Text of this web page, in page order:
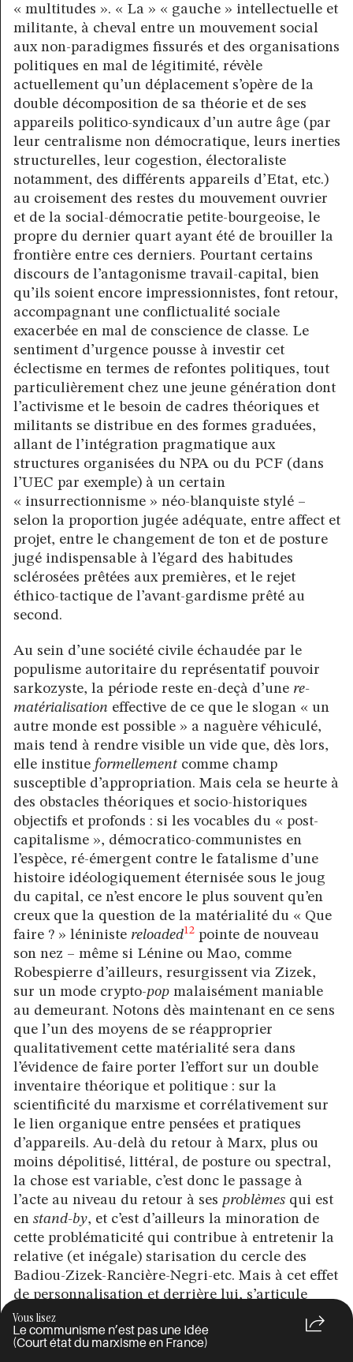
Vous lisez
Le communisme n’est pas une Idée
(Court état du marxisme en France)
« multitudes ». « La » « gauche » intellectuelle et
militante, à cheval entre un mouvement social
aux non-paradigmes fissurés et des organisations
politiques en mal de légitimité, révèle
actuellement qu’un déplacement s’opère de la
double décomposition de sa théorie et de ses
appareils politico-syndicaux d’un autre âge (par
leur centralisme non démocratique, leurs inerties
structurelles, leur cogestion, électoraliste
notamment, des différents appareils d’Etat, etc.)
au croisement des restes du mouvement ouvrier
et de la social-démocratie petite-bourgeoise, le
propre du dernier quart ayant été de brouiller la
frontière entre ces derniers. Pourtant certains
discours de l’antagonisme travail-capital, bien
qu’ils soient encore impressionnistes, font retour,
accompagnant une conflictualité sociale
exacerbée en mal de conscience de classe. Le
sentiment d’urgence pousse à investir cet
éclectisme en termes de refontes politiques, tout
particulièrement chez une jeune génération dont
l’activisme et le besoin de cadres théoriques et
militants se distribue en des formes graduées,
allant de l’intégration pragmatique aux
structures organisées du NPA ou du PCF (dans
l’UEC par exemple) à un certain
« insurrectionnisme » néo-blanquiste stylé –
selon la proportion jugée adéquate, entre affect et
projet, entre le changement de ton et de posture
jugé indispensable à l’égard des habitudes
sclérosées prêtées aux premières, et le rejet
éthico-tactique de l’avant-gardisme prêté au
second.
Au sein d’une société civile échaudée par le
populisme autoritaire du représentatif pouvoir
sarkozyste, la période reste en-deçà d’une re-
matérialisation effective de ce que le slogan « un
autre monde est possible » a naguère véhiculé,
mais tend à rendre visible un vide que, dès lors,
elle institue formellement comme champ
susceptible d’appropriation. Mais cela se heurte à
des obstacles théoriques et socio-historiques
objectifs et profonds : si les vocables du « post-
capitalisme », démocratico-communistes en
l’espèce, ré-émergent contre le fatalisme d’une
histoire idéologiquement éternisée sous le joug
du capital, ce n’est encore le plus souvent qu’en
creux que la question de la matérialité du « Que
faire ? » léniniste reloaded12 pointe de nouveau
son nez – même si Lénine ou Mao, comme
Robespierre d’ailleurs, resurgissent via Zizek,
sur un mode crypto-pop malaisément maniable
au demeurant. Notons dès maintenant en ce sens
que l’un des moyens de se réapproprier
qualitativement cette matérialité sera dans
l’évidence de faire porter l’effort sur un double
inventaire théorique et politique : sur la
scientificité du marxisme et corrélativement sur
le lien organique entre pensées et pratiques
d’appareils. Au-delà du retour à Marx, plus ou
moins dépolitisé, littéral, de posture ou spectral,
la chose est variable, c’est donc le passage à
l’acte au niveau du retour à ses problèmes qui est
en stand-by, et c’est d’ailleurs la minoration de
cette problématicité qui contribue à entretenir la
relative (et inégale) starisation du cercle des
Badiou-Zizek-Rancière-Negri-etc. Mais à cet effet
de personnalisation et derrière lui, s’articule
naturellement le caractère encore très livresque
des autres retours à, ou détours par, la
génération des maîtres de ces derniers, en